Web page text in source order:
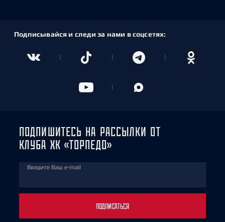
Подписывайся и следи за нами в соцсетях:
ПОДПИШИТЕСЬ НА РАССЫЛКИ ОТ
КЛУБА ХК «ТОРПЕДО»
Введите Ваш e-mail
ПОДПИСАТЬСЯ